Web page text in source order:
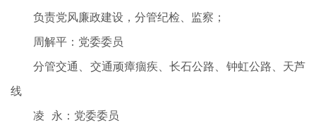
负责党风廉政建设，分管纪检、监察；
周解平：党委委员
分管交通、交通顽瘴痼疾、长石公路、钟虹公路、天芦
线
凌 永：党委委员